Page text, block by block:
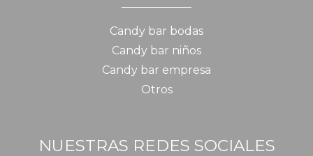
Candy bar bodas
Candy bar niños
Candy bar empresa
Otros
NUESTRAS REDES SOCIALES